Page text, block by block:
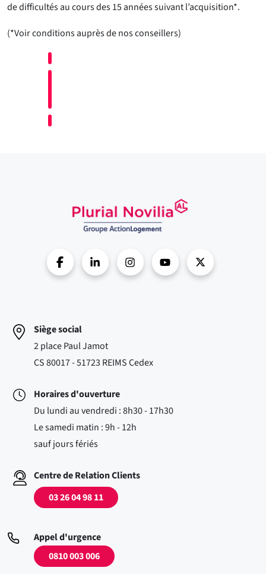
de difficultés au cours des 15 années suivant l’acquisition*.
(*Voir conditions auprès de nos conseillers)
Siège social
2 place Paul Jamot
CS 80017 - 51723 REIMS Cedex
Horaires d'ouverture
Du lundi au vendredi : 8h30 - 17h30
Le samedi matin : 9h - 12h
sauf jours fériés
Centre de Relation Clients
03 26 04 98 11
Appel d'urgence
0810 003 006